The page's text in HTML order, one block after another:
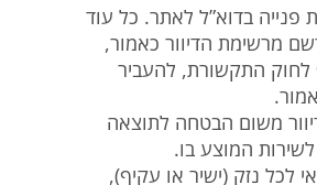
בדוא”ל לאתר. כל עוד
מרשימת הדיוור כאמור,
התקשורת, להעביר
משום הבטחה לתוצאה
המוצע בו.
לכל נזק (ישיר או עקיף),